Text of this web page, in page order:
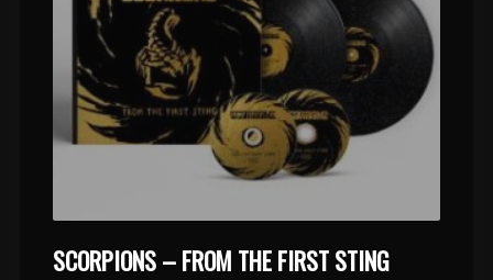
SCORPIONS – FROM THE FIRST STING